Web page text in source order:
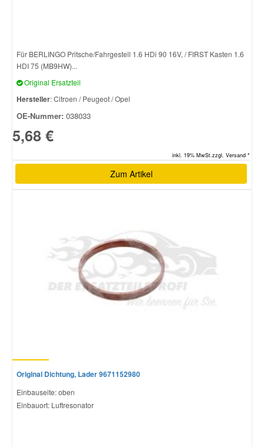
Für BERLINGO Pritsche/Fahrgestell 1.6 HDi 90 16V, / FIRST Kasten 1.6
HDI 75 (MB9HW)...
Original Ersatzteil
Hersteller: Citroen / Peugeot / Opel
OE-Nummer: 038033
5,68 €
inkl. 19% MwSt.zzgl. Versand *
Zum Artikel
Original Dichtung, Lader 9671152980
Einbauseite: oben
Einbauort: Luftresonator